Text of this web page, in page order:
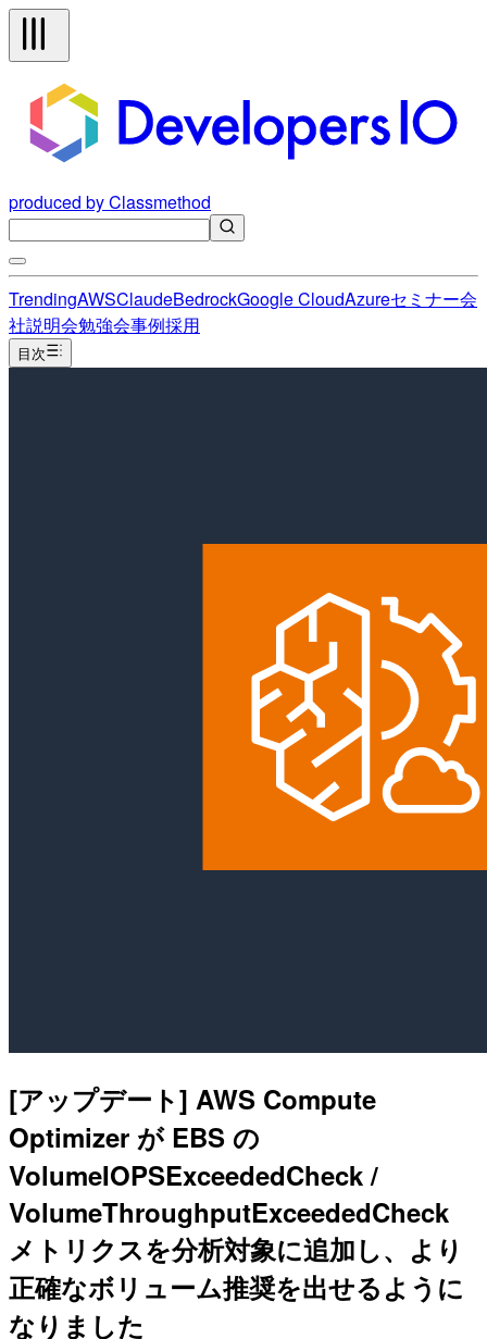
produced by Classmethod
TrendingAWSClaudeBedrockGoogle CloudAzureセミナー会
社説明会勉強会事例採用
目次
[アップデート] AWS Compute
Optimizer が EBS の
VolumeIOPSExceededCheck /
VolumeThroughputExceededCheck
メトリクスを分析対象に追加し、より
正確なボリューム推奨を出せるように
なりました